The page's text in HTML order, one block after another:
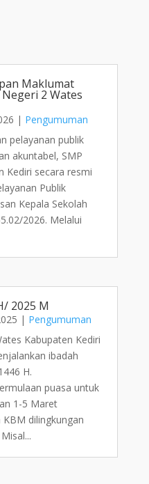
Maklumat
2 Wates
| Pengumuman
pelayanan publik
akuntabel, SMP
Kediri secara resmi
Publik
Kepala Sekolah
2026. Melalui
2025 M
| Pengumuman
Kabupaten Kediri
ibadah
H.
puasa untuk
1-5 Maret
KBM dilingkungan